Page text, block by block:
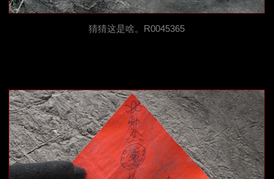
猜猜这是啥。R0045365